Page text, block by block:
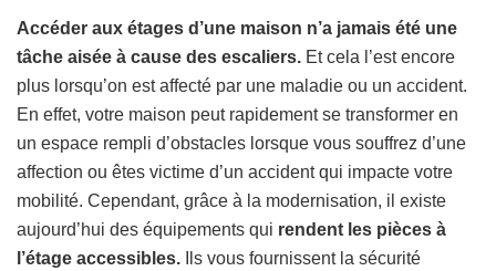
Accéder aux étages d’une maison n’a jamais été une
tâche aisée à cause des escaliers. Et cela l’est encore
plus lorsqu’on est affecté par une maladie ou un accident.
En effet, votre maison peut rapidement se transformer en
un espace rempli d’obstacles lorsque vous souffrez d’une
affection ou êtes victime d’un accident qui impacte votre
mobilité. Cependant, grâce à la modernisation, il existe
aujourd’hui des équipements qui rendent les pièces à
l’étage accessibles.
Ils vous fournissent la sécurité